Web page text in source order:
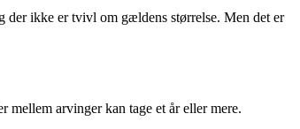
der ikke er tvivl om gældens størrelse. Men det er
mellem arvinger kan tage et år eller mere.